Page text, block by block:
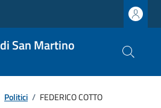
San Martino
Politici / FEDERICO COTTO